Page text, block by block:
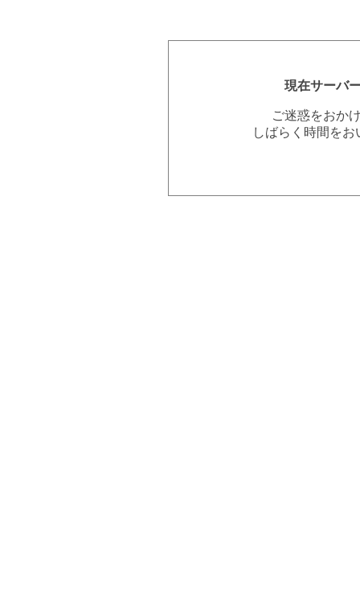
現在サーバ
ご迷惑をおか
しばらく時間を